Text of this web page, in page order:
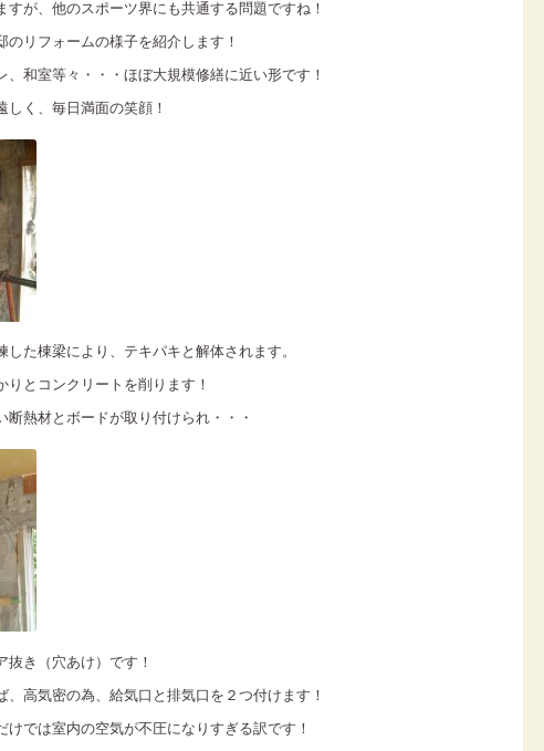
が、他のスポーツ界にも共通する問題ですね！
リフォームの様子を紹介します！
和室等々・・・ほぼ大規模修繕に近い形です！
く、毎日満面の笑顔！
た棟梁により、テキパキと解体されます。
とコンクリートを削ります！
熱材とボードが取り付けられ・・・
抜き（穴あけ）です！
高気密の為、給気口と排気口を２つ付けます！
では室内の空気が不圧になりすぎる訳です！